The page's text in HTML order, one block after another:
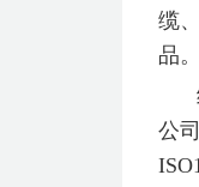
缆
品。
公